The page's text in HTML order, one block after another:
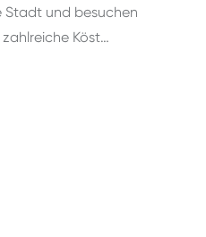
Stadt und besuchen
Köst…